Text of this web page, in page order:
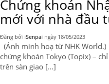
Chứng khoán
mới với nhà đầu
Đăng bởi iSenpai ngày 18/05/2023
(Ảnh minh hoạ từ NHK
chứng khoán Tokyo (Topix) –
trên sàn giao […]